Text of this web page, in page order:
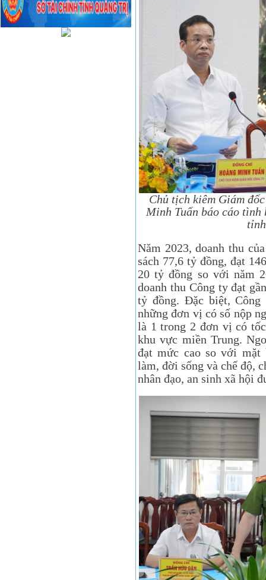
Chủ tịch kiêm Giám
Minh Tuấn báo cáo tình
Năm 2023, doanh thu
sách 77,6 tỷ đồng, đạt
20 tỷ đồng so với năm
doanh thu Công ty đạt
tỷ đồng. Đặc biệt,
những đơn vị có số nộp
là 1 trong 2 đơn vị có
khu vực miền Trung.
đạt mức cao so với mặt
làm, đời sống và chế độ,
nhân đạo, an sinh xã hội